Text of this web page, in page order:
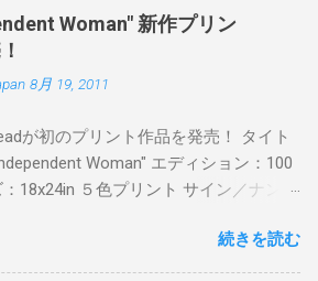
時 タイトル：SWEET KISS カラー：
GREEN/PINK/YELLOW エディショ
５ サイズ：800mm × 550mm 価格：
購入は、 こちら から
Woman" 新作プリン
8月 19, 2011
が初のプリント作品を発売！ タイト
Woman" エディション：100
18x24in ５色プリント サイン／ナンバ
ニッシュバージョン（エディション：
購入は８月２６日に こちら から
続きを読む